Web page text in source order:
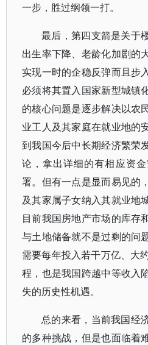
一步，胜过纲领一打。
最后，第四支箭是关于
出生率下降、老龄化加剧的
实现一时的企稳反弹而且步
必须将其置入国家新型城镇
的核心问题是逐步解决以农
业工人及其家庭在就业地的
到我国今后中长期经济繁荣
论，拿出详细的有相应资
署。但有一点是显而易见的
及其家属子女纳入其就业地
目前我国房地产市场的库存
与土地储备就不是过剩的问
需要每年投入若干万亿、大
程，也是我国跨越中等收入
失的历史性机遇。
总的来看，当前我国经
的多种挑战，但是也面临着